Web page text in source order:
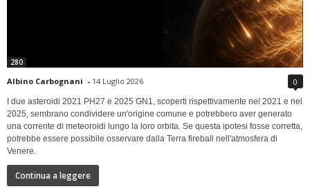
280
Albino Carbognani - 14 Luglio 2026 0
I due asteroidi 2021 PH27 e 2025 GN1, scoperti rispettivamente nel 2021 e nel
2025, sembrano condividere un'origine comune e potrebbero aver generato
una corrente di meteoroidi lungo la loro orbita. Se questa ipotesi fosse corretta,
potrebbe essere possibile osservare dalla Terra fireball nell'atmosfera di
Venere.
Continua a leggere